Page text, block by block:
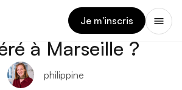
Je m'inscris
le prix du permis
à Marseille ?
philippine